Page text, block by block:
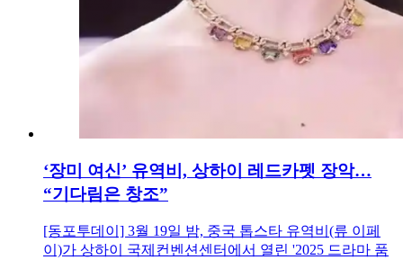
‘장미 여신’ 유역비, 상하이 레드카펫 장악…
“기다림은 창조”
[동포투데이] 3월 19일 밤, 중국 톱스타 유역비(류 이페
이)가 상하이 국제컨벤션센터에서 열린 '2025 드라마 품